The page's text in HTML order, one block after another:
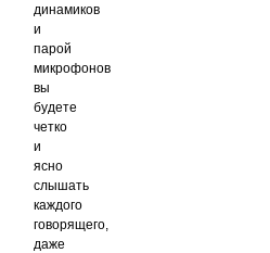
динамиков
и
парой
микрофонов
вы
будете
четко
и
ясно
слышать
каждого
говорящего,
даже